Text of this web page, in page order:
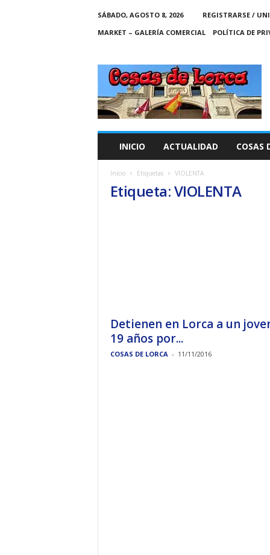
SÁBADO, AGOSTO 8, 2026
REGISTRARSE /
MARKET – GALERÍA COMERCIAL
POLÍTICA DE
C
A
S
INICIO ACTUALIDAD COSAS
Inicio Etiquetas VIOLENTA
Etiqueta: VIOLENTA
Detienen en Lorca a un
19 años por...
COSAS DE LORCA - 11/11/2016